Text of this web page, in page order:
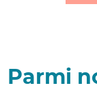
Parmi